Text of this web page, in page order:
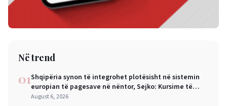
Në trend
01Shqipëria synon të integrohet plotësisht në sistemin
europian të pagesave në nëntor, Sejko: Kursime të
mëdha për qytetarët dhe bizneset
August 6, 2026